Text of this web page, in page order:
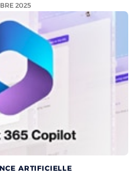
2025
ARTIFICIELLE